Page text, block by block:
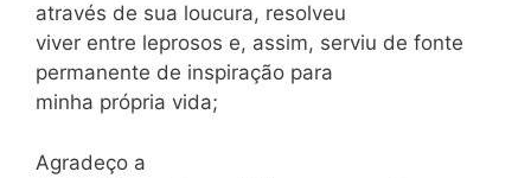
através de sua loucura, resolveu
viver entre leprosos e, assim, serviu de fonte
permanente de inspiração para
minha própria vida;
Agradeço a